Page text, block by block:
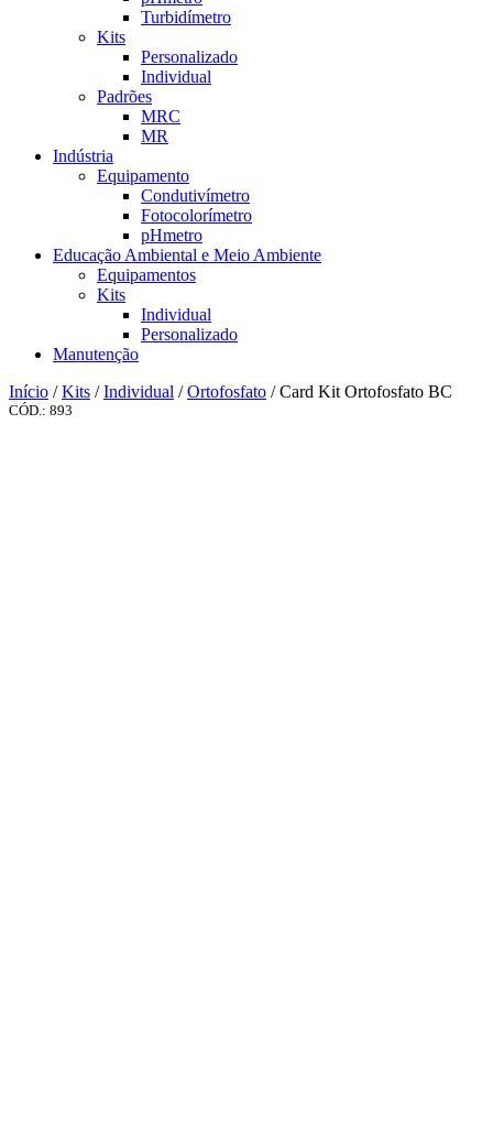
Turbidímetro
Kits
Personalizado
Individual
Padrões
MRC
MR
Indústria
Equipamento
Condutivímetro
Fotocolorímetro
pHmetro
Educação Ambiental e Meio Ambiente
Equipamentos
Kits
Individual
Personalizado
Manutenção
Início /Kits /Individual /Ortofosfato / Card Kit Ortofosfato BC
CÓD.: 893